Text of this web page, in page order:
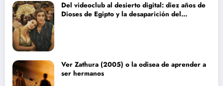
Del videoclub al desierto digital: diez años de
Dioses de Egipto y la desaparición del
Ver Zathura (2005) o la odisea de aprender a
ser hermanos